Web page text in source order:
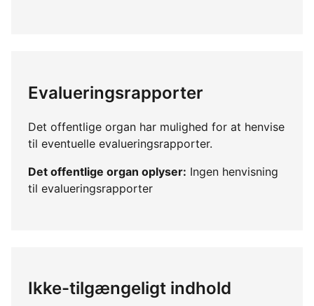
Evalueringsrapporter
Det offentlige organ har mulighed for at henvise
til eventuelle evalueringsrapporter.
Det offentlige organ oplyser: Ingen henvisning
til evalueringsrapporter
Ikke-tilgængeligt indhold